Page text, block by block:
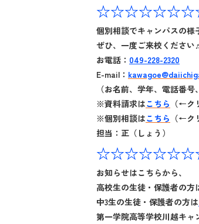
個別相談でキャンパスの様
ぜひ、一度ご来校ください
お電話： 049-228-2320
E-mail： kawagoe
（お名前、学年、電話番
※資料請求はこちら （←ク
※個別相談はこちら （←ク
担当：正（しょう）
お知らせはこちらから、
高校生の生徒・保護者の方
中3生の生徒・保護者の方は
第一学院高等学校川越キャ